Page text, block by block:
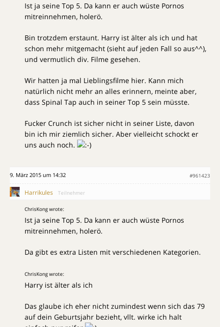
Ist ja seine Top 5. Da kann er auch wüste Pornos
mitreinnehmen, holerö.
Bin trotzdem erstaunt. Harry ist älter als ich und hat
schon mehr mitgemacht (sieht auf jeden Fall so aus^^),
und vermutlich div. Filme gesehen.
Wir hatten ja mal Lieblingsfilme hier. Kann mich
natürlich nicht mehr an alles erinnern, meinte aber,
dass Spinal Tap auch in seiner Top 5 sein müsste.
Fucker Crunch ist sicher nicht in seiner Liste, davon
bin ich mir ziemlich sicher. Aber vielleicht schockt er
uns auch noch.
9. März 2015 um 14:32 #961423
Harrikules Teilnehmer
ChrisKong wrote:
Ist ja seine Top 5. Da kann er auch wüste Pornos
mitreinnehmen, holerö.
Da gibt es extra Listen mit verschiedenen Kategorien.
ChrisKong wrote:
Harry ist älter als ich
Das glaube ich eher nicht zumindest wenn sich das 79
auf dein Geburtsjahr bezieht, vllt. wirke ich halt